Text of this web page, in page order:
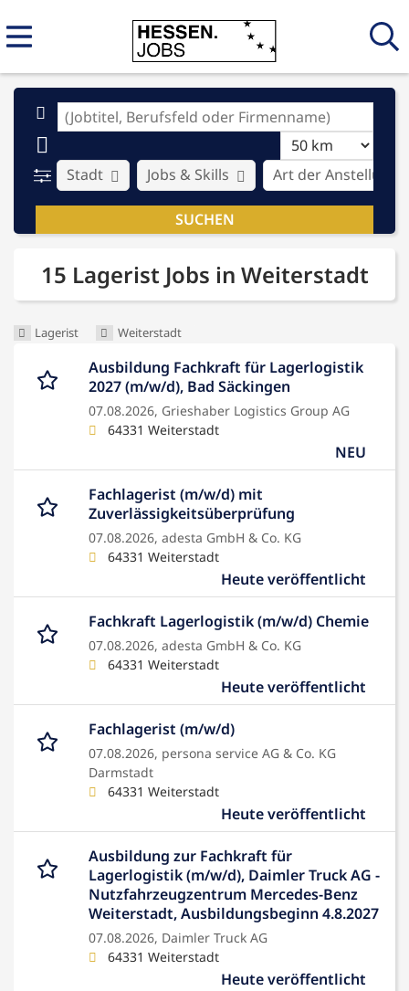
Stadt Art der Anstellung
Jobs & Skills
15 Lagerist Jobs in Weiterstadt
Lagerist Weiterstadt
Ausbildung Fachkraft für Lagerlogistik
2027 (m/w/d), Bad Säckingen
07.08.2026, Grieshaber Logistics Group AG
64331 Weiterstadt
NEU
Fachlagerist (m/w/d) mit
Zuverlässigkeitsüberprüfung
07.08.2026, adesta GmbH & Co. KG
64331 Weiterstadt
Heute veröffentlicht
Fachkraft Lagerlogistik (m/w/d) Chemie
07.08.2026, adesta GmbH & Co. KG
64331 Weiterstadt
Heute veröffentlicht
Fachlagerist (m/w/d)
07.08.2026, persona service AG & Co. KG
Darmstadt
64331 Weiterstadt
Heute veröffentlicht
Ausbildung zur Fachkraft für
Lagerlogistik (m/w/d), Daimler Truck AG -
Nutzfahrzeugzentrum Mercedes-Benz
Weiterstadt, Ausbildungsbeginn 4.8.2027
07.08.2026, Daimler Truck AG
64331 Weiterstadt
Heute veröffentlicht